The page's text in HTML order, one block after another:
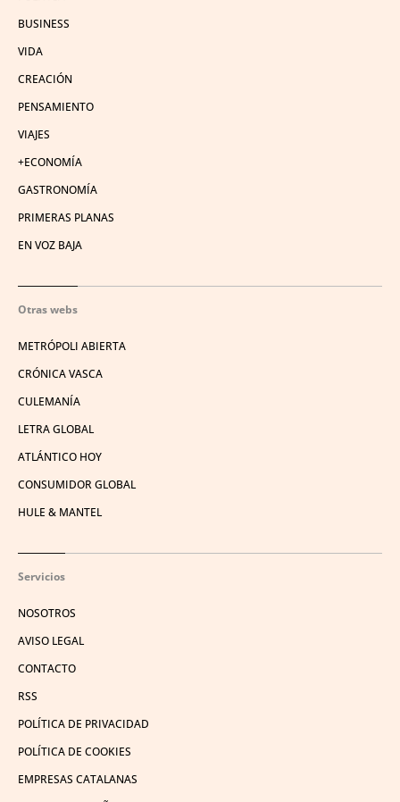
BUSINESS
VIDA
CREACIÓN
PENSAMIENTO
VIAJES
+ECONOMÍA
GASTRONOMÍA
PRIMERAS PLANAS
EN VOZ BAJA
Otras webs
METRÓPOLI ABIERTA
CRÓNICA VASCA
CULEMANÍA
LETRA GLOBAL
ATLÁNTICO HOY
CONSUMIDOR GLOBAL
HULE & MANTEL
Servicios
NOSOTROS
AVISO LEGAL
CONTACTO
RSS
POLÍTICA DE PRIVACIDAD
POLÍTICA DE COOKIES
EMPRESAS CATALANAS